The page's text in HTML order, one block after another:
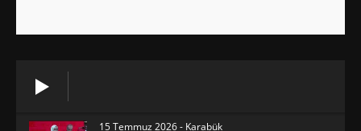
15 Temmuz 2026 - Karabük